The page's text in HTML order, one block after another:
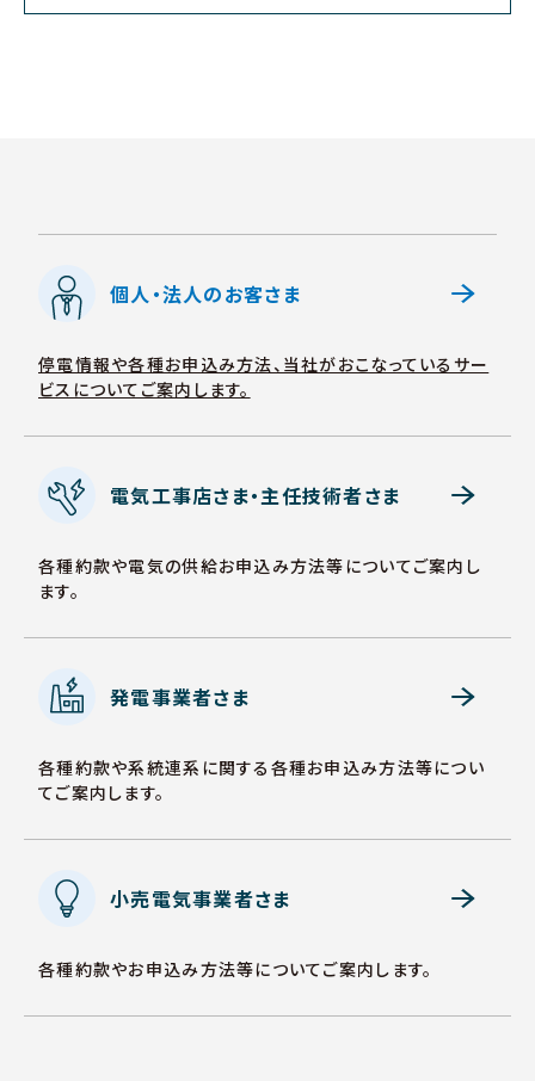
個⼈・法⼈のお客さま
停電情報や各種お申込み方法、当社がおこなっているサー
ビスについてご案内します。
電気工事店さま・主任技術者さま
各種約款や電気の供給お申込み方法等についてご案内し
ます。
発電事業者さま
各種約款や系統連系に関する各種お申込み方法等につい
てご案内します。
小売電気事業者さま
各種約款やお申込み方法等についてご案内します。